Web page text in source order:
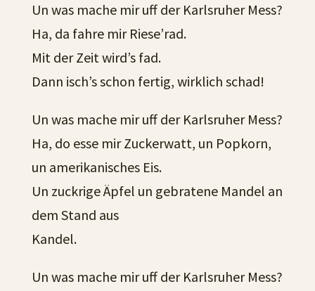
Un was mache mir uff der Karlsruher Mess?
Ha, da fahre mir Riese’rad.
Mit der Zeit wird’s fad.
Dann isch’s schon fertig, wirklich schad!
Un was mache mir uff der Karlsruher Mess?
Ha, do esse mir Zuckerwatt, un Popkorn,
un amerikanisches Eis.
Un zuckrige Äpfel un gebratene Mandel an
dem Stand aus
Kandel.
Un was mache mir uff der Karlsruher Mess?